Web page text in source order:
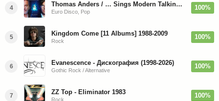
4 Thomas Anders / … Sings Modern Talking: The Best hi-res
Euro Disco, Pop
100%
5 Kingdom Come [11 Albums] 1988-2009
Rock
100%
6 Evanescence - Дискография (1998-2026)
Gothic Rock / Alternative
100%
7 ZZ Top - Eliminator 1983
Rock
100%